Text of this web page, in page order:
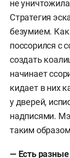
не
Стратегия
безумием.
поссорился с
создать
начинает
кидает в них
у дверей,
надписями.
таким
— Есть